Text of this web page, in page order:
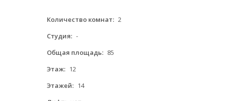
Количество комнат: 2
Студия: -
Общая площадь: 85
Этаж: 12
Этажей: 14